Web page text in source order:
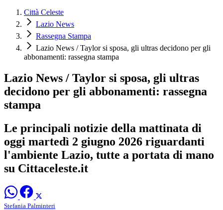
Città Celeste
Lazio News
Rassegna Stampa
Lazio News / Taylor si sposa, gli ultras decidono per gli
abbonamenti: rassegna stampa
Lazio News / Taylor si sposa, gli ultras
decidono per gli abbonamenti: rassegna
stampa
Le principali notizie della mattinata di
oggi martedì 2 giugno 2026 riguardanti
l'ambiente Lazio, tutte a portata di mano
su Cittaceleste.it
Stefania Palminteri